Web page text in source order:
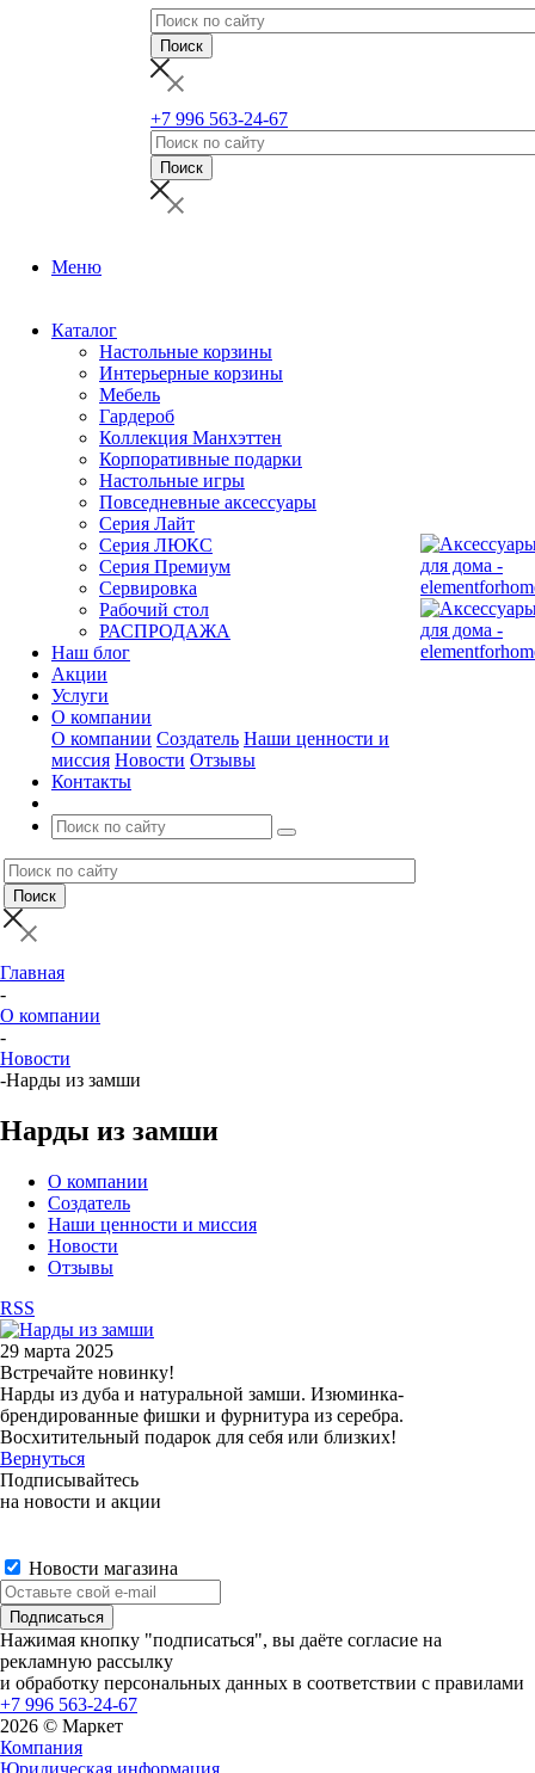
+7 996 563-24-67
Меню
Каталог
Настольные корзины
Интерьерные корзины
Мебель
Гардероб
Коллекция Манхэттен
Корпоративные подарки
Настольные игры
Повседневные аксессуары
Серия Лайт
Серия ЛЮКС
Серия Премиум
Сервировка
Рабочий стол
РАСПРОДАЖА
Наш блог
Акции
Услуги
О компании
О компании Создатель Наши ценности и
миссия Новости Отзывы
Контакты
Главная
-
О компании
-
Новости
-Нарды из замши
Нарды из замши
О компании
Создатель
Наши ценности и миссия
Новости
Отзывы
RSS
29 марта 2025
Встречайте новинку!
Нарды из дуба и натуральной замши. Изюминка-
брендированные фишки и фурнитура из серебра.
Восхитительный подарок для себя или близких!
Вернуться
Подписывайтесь
на новости и акции
Новости магазина
Нажимая кнопку "подписаться", вы даёте согласие на
рекламную рассылку
и обработку персональных данных в соответствии с правилами
+7 996 563-24-67
2026 © Маркет
Компания
Юридическая информация